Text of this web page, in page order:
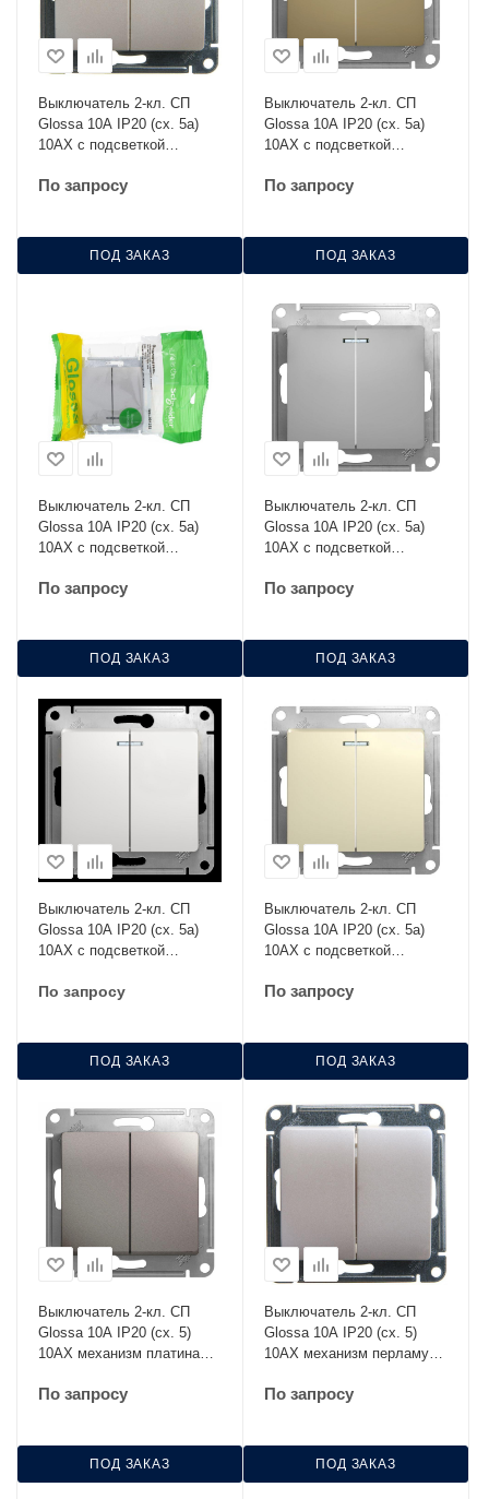
Выключатель 2-кл. СП
Glossa 10А IP20 (сх. 5а)
10AX с подсветкой
GSL000653
По запросу
ПОД ЗАКАЗ
Выключатель 2-кл. СП
Glossa 10А IP20 (сх. 5а)
10AX с подсветкой
GSL000453
По запросу
ПОД ЗАКАЗ
Выключатель 2-кл. СП
Glossa 10А IP20 (сх. 5а)
10AX с подсветкой
GSL001253
По запросу
ПОД ЗАКАЗ
Выключатель 2-кл. СП
Glossa 10А IP20 (сх. 5а)
10AX с подсветкой
GSL000353
По запросу
ПОД ЗАКАЗ
Выключатель 2-кл. СП
Glossa 10А IP20 (сх. 5а)
10AX с подсветкой
GSL000153
По запросу
ПОД ЗАКАЗ
Выключатель 2-кл. СП
Glossa 10А IP20 (сх. 5а)
10AX с подсветкой
GSL000253
По запросу
ПОД ЗАКАЗ
Выключатель 2-кл. СП
Glossa 10А IP20 (сх. 5)
10AX механизм платина
По запросу
ПОД ЗАКАЗ
Выключатель 2-кл. СП
Glossa 10А IP20 (сх. 5)
10AX механизм перламутр.
По запросу
ПОД ЗАКАЗ